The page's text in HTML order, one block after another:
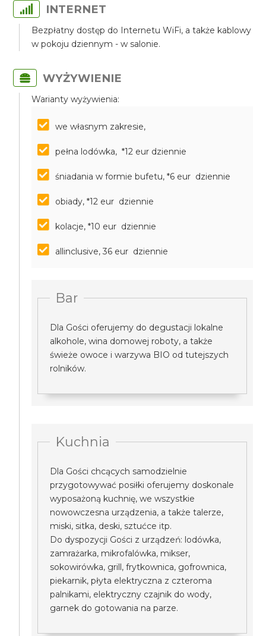
INTERNET
Bezpłatny dostęp do Internetu WiFi, a także kablowy
w pokoju dziennym - w salonie.
WYŻYWIENIE
Warianty wyżywienia:
we własnym zakresie,
pełna lodówka, *12 eur dziennie
śniadania w formie bufetu, *6 eur dziennie
obiady, *12 eur dziennie
kolacje, *10 eur dziennie
allinclusive, 36 eur dziennie
Bar
Dla Gości oferujemy do degustacji lokalne
alkohole, wina domowej roboty, a także
świeże owoce i warzywa BIO od tutejszych
rolników.
Kuchnia
Dla Gości chcących samodzielnie
przygotowywać posiłki oferujemy doskonale
wyposażoną kuchnię, we wszystkie
nowowczesna urządzenia, a także talerze,
miski, sitka, deski, sztućce itp.
Do dyspozycji Gości z urządzeń: lodówka,
zamrażarka, mikrofalówka, mikser,
sokowirówka, grill, frytkownica, gofrownica,
piekarnik, płyta elektryczna z czteroma
palnikami, elektryczny czajnik do wody,
garnek do gotowania na parze.